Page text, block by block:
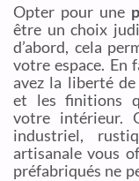
Opter pour une
être un choix
d’abord, cela
votre espace. En
avez la liberté
et les finitions
votre intérieur.
industriel,
artisanale vous
préfabriqués ne